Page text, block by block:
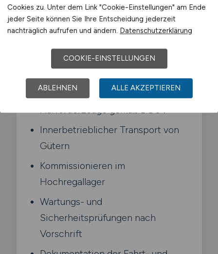
Schubmaststapler. Schlepper und
Hochregalstapler im industriellen Umfeld.
Typische Aufgaben in Meiningen
Bedienen verschiedener
Innerbetrieblicher Transport von
Gütern
Kommissionieren im
Hochregallager
Wartungs- und
Sicherheitsprüfungen nach
Vorschrift
Cookies zu. Unter dem Link "Cookie-Einstellungen" am Ende
jeder Seite können Sie Ihre Entscheidung jederzeit
nachträglich aufrufen und ändern. Datenschutzerklärung
COOKIE-EINSTELLUNGEN
ABLEHNEN ALLE AKZEPTIEREN